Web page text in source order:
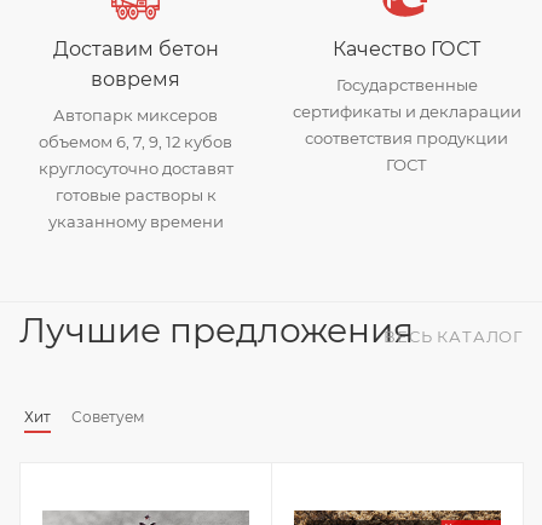
Доставим бетон
вовремя
Автопарк миксеров
объемом 6, 7, 9, 12 кубов
круглосуточно доставят
готовые растворы к
указанному времени
Качество ГОСТ
Государственные
сертификаты и декларации
соответствия продукции
ГОСТ
Лучшие предложения
Хит Советуем
ВЕСЬ КАТАЛОГ